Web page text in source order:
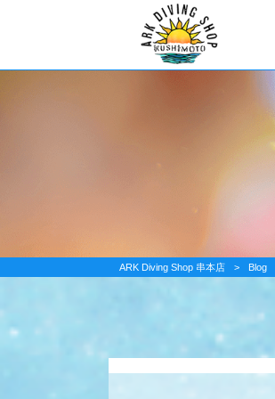
ARK Diving Shop 串本店 > Blog